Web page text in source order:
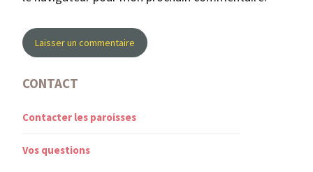
CONTACT
Contacter les paroisses
Vos questions